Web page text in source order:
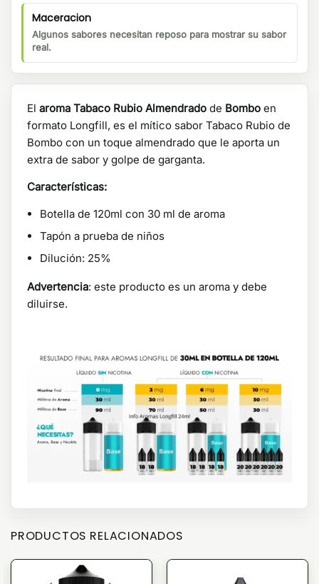
Maceracion
Algunos sabores necesitan reposo para mostrar su sabor
real.
El aroma Tabaco Rubio Almendrado de Bombo en
formato Longfill, es el mítico sabor Tabaco Rubio de
Bombo con un toque almendrado que le aporta un
extra de sabor y golpe de garganta.
Características:
Botella de 120ml con 30 ml de aroma
Tapón a prueba de niños
Dilución: 25%
Advertencia: este producto es un aroma y debe
diluirse.
PRODUCTOS RELACIONADOS